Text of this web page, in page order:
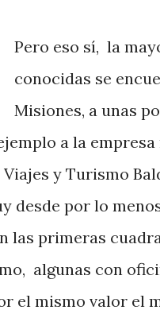
Pero eso sí, la
conocidas se
Misiones, a unas
a la
y Turismo
desde por lo
las primeras
algunas con
el mismo valor el